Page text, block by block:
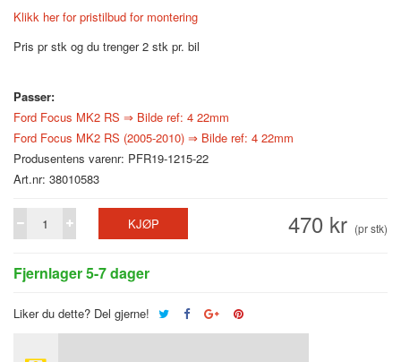
Klikk her for pristilbud for montering
Pris pr stk og du trenger 2 stk pr. bil
Passer:
Ford Focus MK2 RS ⇒ Bilde ref: 4 22mm
Ford Focus MK2 RS (2005-2010) ⇒ Bilde ref: 4 22mm
Produsentens varenr: PFR19-1215-22
Art.nr: 38010583
470 kr (pr stk)
KJØP
Fjernlager 5-7 dager
Liker du dette? Del gjerne!